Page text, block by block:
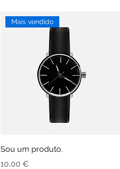
Mais vendido
Sou um produto.
Preço
10,00 €